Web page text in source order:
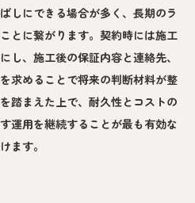
しにできる場合が多く、長期のラ
とに繋がります。契約時には施工
し、施工後の保証内容と連絡先、
求めることで将来の判断材料が整
踏まえた上で、耐久性とコストの
運用を継続することが最も有効な
ます。